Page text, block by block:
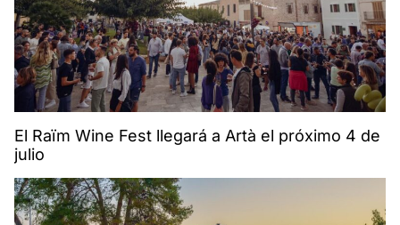
El Raïm Wine Fest llegará a Artà el próximo 4 de
julio